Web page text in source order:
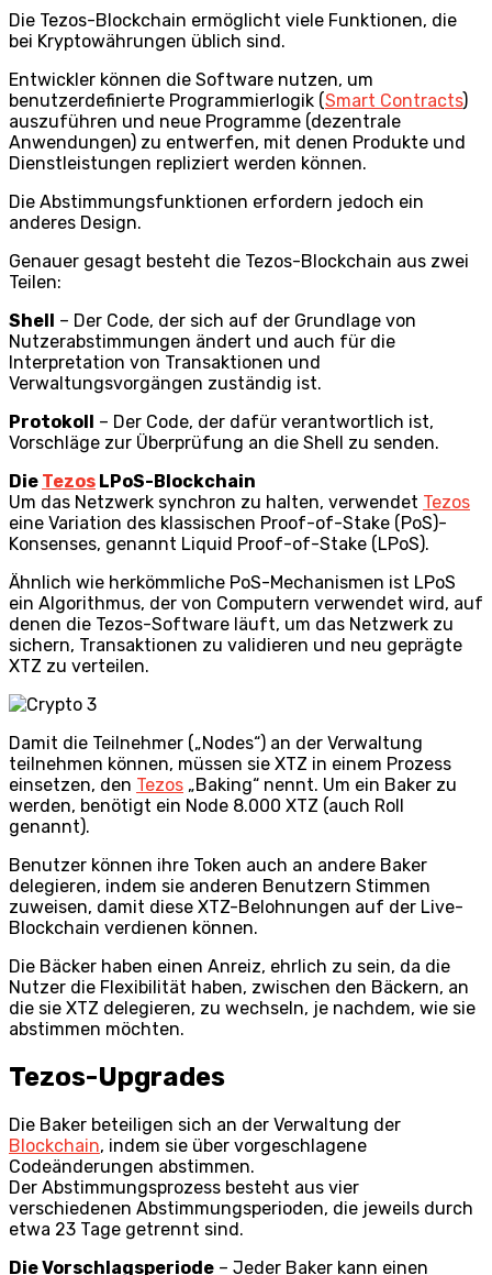
Die Tezos-Blockchain ermöglicht viele Funktionen, die
bei Kryptowährungen üblich sind.
Entwickler können die Software nutzen, um
benutzerdefinierte Programmierlogik (Smart Contracts)
auszuführen und neue Programme (dezentrale
Anwendungen) zu entwerfen, mit denen Produkte und
Dienstleistungen repliziert werden können.
Die Abstimmungsfunktionen erfordern jedoch ein
anderes Design.
Genauer gesagt besteht die Tezos-Blockchain aus zwei
Teilen:
Shell
– Der Code, der sich auf der Grundlage von
Nutzerabstimmungen ändert und auch für die
Interpretation von Transaktionen und
Verwaltungsvorgängen zuständig ist.
Protokoll
– Der Code, der dafür verantwortlich ist,
Vorschläge zur Überprüfung an die Shell zu senden.
Die Tezos LPoS-Blockchain
Um das Netzwerk synchron zu halten, verwendet Tezos
eine Variation des klassischen Proof-of-Stake (PoS)-
Konsenses, genannt Liquid Proof-of-Stake (LPoS).
Ähnlich wie herkömmliche PoS-Mechanismen ist LPoS
ein Algorithmus, der von Computern verwendet wird, auf
denen die Tezos-Software läuft, um das Netzwerk zu
sichern, Transaktionen zu validieren und neu geprägte
XTZ zu verteilen.
Damit die Teilnehmer („Nodes“) an der Verwaltung
teilnehmen können, müssen sie XTZ in einem Prozess
einsetzen, den Tezos „Baking“ nennt. Um ein Baker zu
werden, benötigt ein Node 8.000 XTZ (auch Roll
genannt).
Benutzer können ihre Token auch an andere Baker
delegieren, indem sie anderen Benutzern Stimmen
zuweisen, damit diese XTZ-Belohnungen auf der Live-
Blockchain verdienen können.
Die Bäcker haben einen Anreiz, ehrlich zu sein, da die
Nutzer die Flexibilität haben, zwischen den Bäckern, an
die sie XTZ delegieren, zu wechseln, je nachdem, wie sie
abstimmen möchten.
Tezos-Upgrades
Die Baker beteiligen sich an der Verwaltung der
Blockchain, indem sie über vorgeschlagene
Codeänderungen abstimmen.
Der Abstimmungsprozess besteht aus vier
verschiedenen Abstimmungsperioden, die jeweils durch
etwa 23 Tage getrennt sind.
Die Vorschlagsperiode – Jeder Baker kann einen